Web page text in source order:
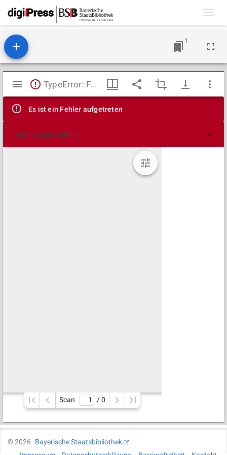
1
Mirador
Viewer
TypeError: Failed to fetch
Es ist ein Fehler aufgetreten
Technische Details
Scan / 0
©2026
Bayerische Staatsbibliothek